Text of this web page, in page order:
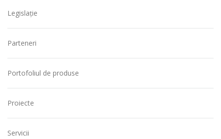
Legislație
Parteneri
Portofoliul de produse
Proiecte
Servicii